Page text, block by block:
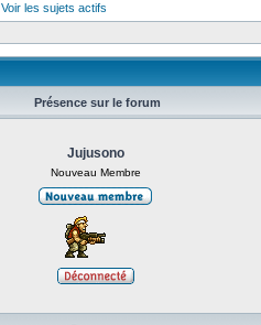
Voir les sujets actifs
Présence sur le forum
Jujusono
Nouveau Membre